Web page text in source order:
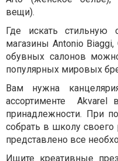
вещи).
Где искать
магазины Antonio Biaggi,
обувных салонов
популярных мировых
Вам нужна
ассортименте Akvarel
принадлежности. При
собрать в школу своего
представлено все
Ищите креативные